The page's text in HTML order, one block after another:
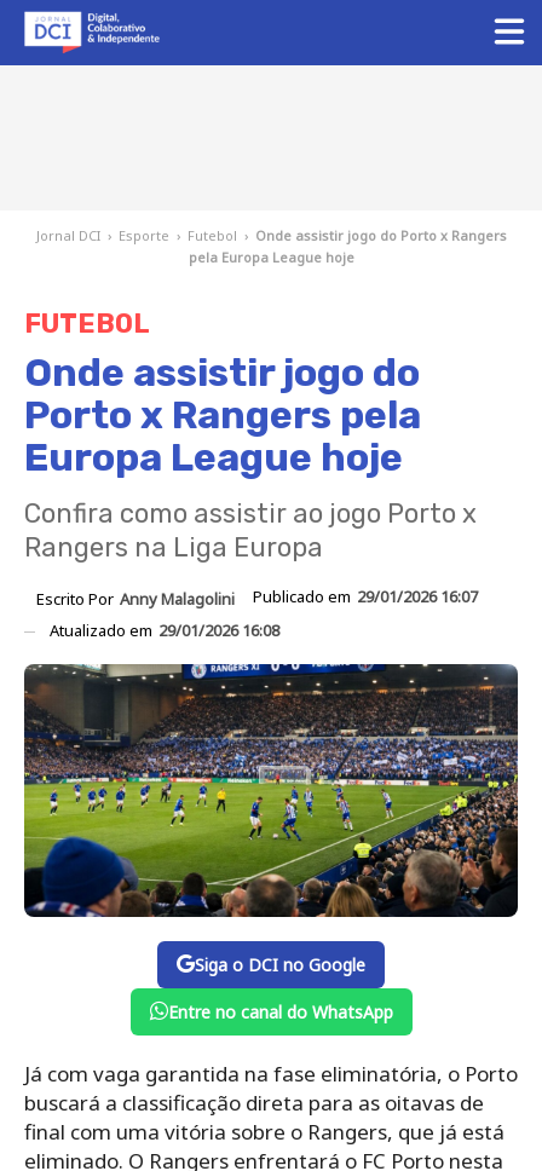
Jornal DCI › Esporte › Futebol › Onde assistir jogo do Porto x Rangers
pela Europa League hoje
FUTEBOL
Onde assistir jogo do
Porto x Rangers pela
Europa League hoje
Confira como assistir ao jogo Porto x
Rangers na Liga Europa
Escrito Por Anny Malagolini Publicado em 29/01/2026 16:07
Atualizado em 29/01/2026 16:08
Siga o DCI no Google
Entre no canal do WhatsApp
Já com vaga garantida na fase eliminatória, o Porto
buscará a classificação direta para as oitavas de
final com uma vitória sobre o Rangers, que já está
eliminado. O Rangers enfrentará o FC Porto nesta